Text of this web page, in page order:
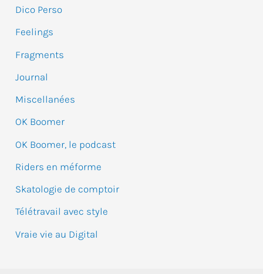
c
h
e
r
Dico Perso
Feelings
Fragments
Journal
Miscellanées
OK Boomer
OK Boomer, le podcast
Riders en méforme
Skatologie de comptoir
Télétravail avec style
Vraie vie au Digital